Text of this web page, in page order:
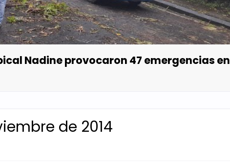
Nadine provocaron 47 emergencias en
de 2014